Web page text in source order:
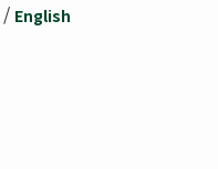
/ English